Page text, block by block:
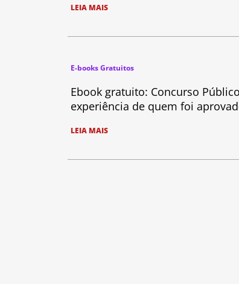
LEIA MAIS
E-books Gratuitos
Ebook gratuito: Concurso
experiência de quem foi
LEIA MAIS